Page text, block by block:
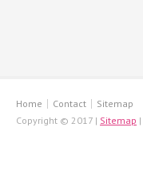
Home Contact
Sitemap
Copyright © 2017 | Sitemap |